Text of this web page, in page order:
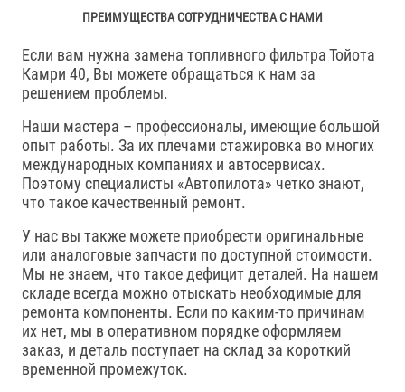
ПРЕИМУЩЕСТВА СОТРУДНИЧЕСТВА С НАМИ
Если вам нужна замена топливного фильтра Тойота
Камри 40, Вы можете обращаться к нам за
решением проблемы.
Наши мастера – профессионалы, имеющие большой
опыт работы. За их плечами стажировка во многих
международных компаниях и автосервисах.
Поэтому специалисты «Автопилота» четко знают,
что такое качественный ремонт.
У нас вы также можете приобрести оригинальные
или аналоговые запчасти по доступной стоимости.
Мы не знаем, что такое дефицит деталей. На нашем
складе всегда можно отыскать необходимые для
ремонта компоненты. Если по каким-то причинам
их нет, мы в оперативном порядке оформляем
заказ, и деталь поступает на склад за короткий
временной промежуток.